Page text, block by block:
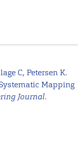
C, Petersen K.
Mapping
Journal.